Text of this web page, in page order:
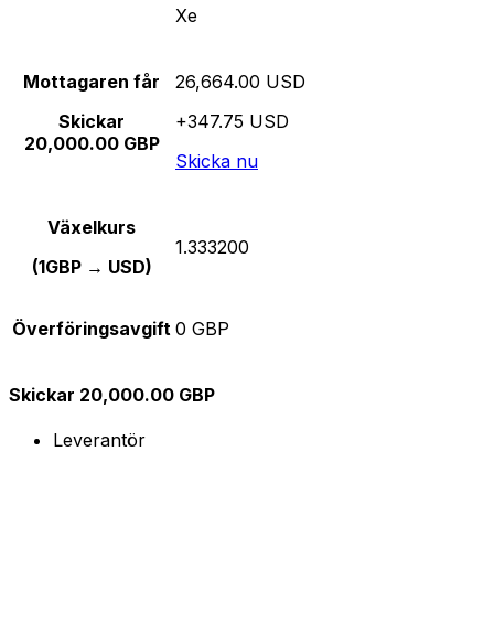
Xe
Mottagaren får
Skickar
20,000.00 GBP
26,664.00 USD
+347.75 USD
Skicka nu
Växelkurs
(1GBP → USD)
1.333200
Överföringsavgift 0 GBP
Skickar 20,000.00 GBP
Leverantör